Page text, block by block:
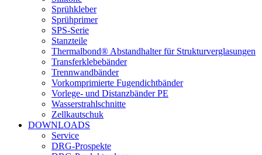
Sprühkleber
Sprühprimer
SPS-Serie
Stanzteile
Thermalbond® Abstandhalter für Strukturverglasungen
Transferklebebänder
Trennwandbänder
Vorkomprimierte Fugendichtbänder
Vorlege- und Distanzbänder PE
Wasserstrahlschnitte
Zellkautschuk
DOWNLOADS
Service
DRG-Prospekte